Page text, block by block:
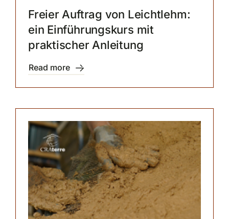
Freier Auftrag von Leichtlehm:
ein Einführungskurs mit
praktischer Anleitung
Read more